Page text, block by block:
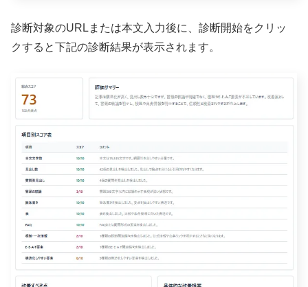
診断対象のURLまたは本文入力後に、診断開始をクリッ
クすると下記の診断結果が表示されます。